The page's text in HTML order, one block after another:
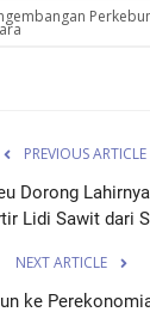
PREVIOUS ARTICLE
Dorong
Lidi Sawit dari
NEXT ARTICLE
ke